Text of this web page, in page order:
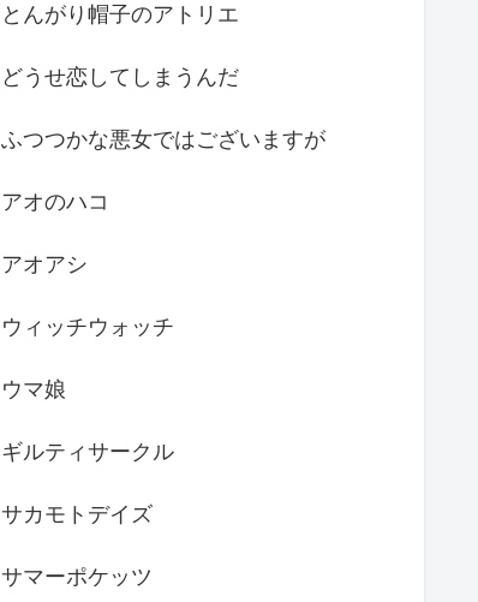
とんがり帽子のアトリエ
どうせ恋してしまうんだ
ふつつかな悪女ではございますが
アオのハコ
アオアシ
ウィッチウォッチ
ウマ娘
ギルティサークル
サカモトデイズ
サマーポケッツ